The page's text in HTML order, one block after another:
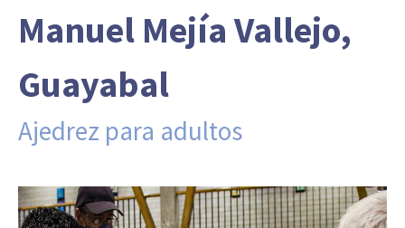
Manuel Mejía Vallejo,
Guayabal
Ajedrez para adultos